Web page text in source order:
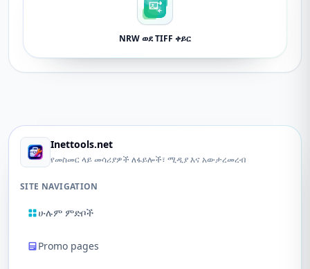
NRW ወደ TIFF ቀይር
Inettools.net
የመስመር ላይ መሳሪያዎች ለፋይሎች፣ ሚዲያ እና አውታረመረብ
SITE NAVIGATION
ሁሉም ምድቦች
Promo pages